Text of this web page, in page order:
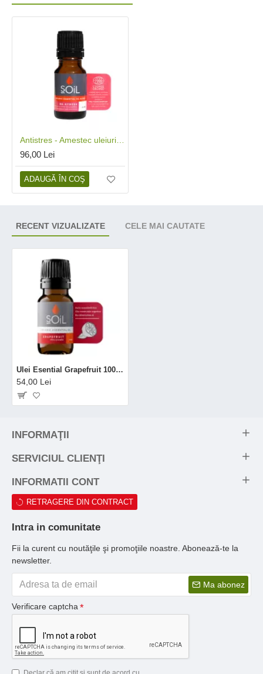
96,00 Lei
ADAUGĂ ÎN COŞ
RECENT VIZUALIZATE CELE MAI CAUTATE
Ulei Esential Grapefruit 100% Organic (10 ml), SOiL
54,00 Lei
INFORMAŢII
SERVICIUL CLIENŢI
INFORMATII CONT
RETRAGERE DIN CONTRACT
Intra in comunitate
Fii la curent cu noutăţile şi promoţiile noastre. Abonează-te la
newsletter.
Ma abonez
Verificare captcha